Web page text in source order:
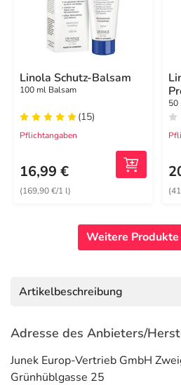
Linola Schutz-Balsam
100 ml Balsam
(15)
Pflichtangaben
16,99 €
(169,90 €/1 l)
50
Weitere Produkte
Artikelbeschreibung
Adresse des Anbieters/
Junek Europ-Vertrieb GmbH
Grünhüblgasse 25